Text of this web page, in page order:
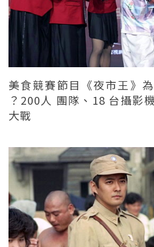
美食競賽節目《夜市王》
？200人 團隊、18 台攝影
大戰